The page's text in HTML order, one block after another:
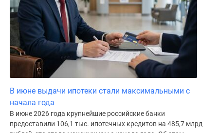
Коттеджи
Скидки
акции
Макс
В июне выдачи ипотеки стали максимальными с
начала года
В июне 2026 года крупнейшие российские банки
предоставили 106,1 тыс. ипотечных кредитов на 485,7 млрд